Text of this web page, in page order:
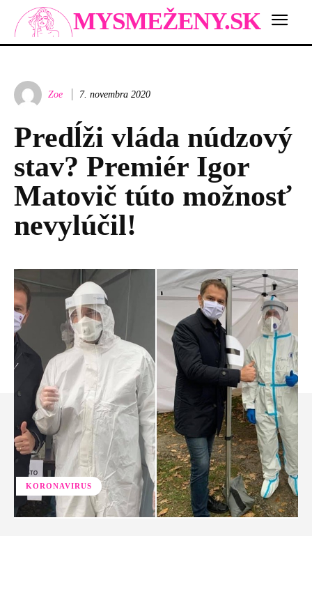
MYSMEŽENY.SK
Zoe 7. novembra 2020
Predĺži vláda núdzový
stav? Premiér Igor
Matovič túto možnosť
nevylúčil!
KORONAVIRUS